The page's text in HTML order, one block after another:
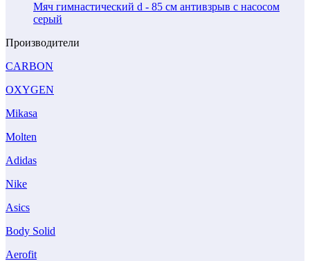
Мяч гимнастический d - 85 см антивзрыв с насосом
серый
Производители
CARBON
OXYGEN
Mikasa
Molten
Adidas
Nike
Asics
Body Solid
Aerofit